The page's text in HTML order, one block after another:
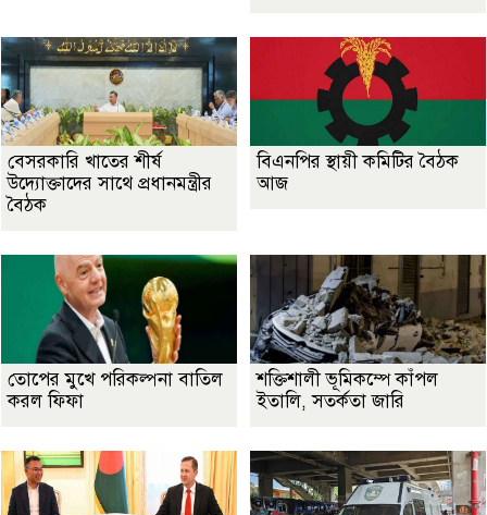
বেসরকারি খাতের শীর্ষ
উদ্যোক্তাদের সাথে প্রধানমন্ত্রীর
বৈঠক
বিএনপির স্থায়ী কমিটির বৈঠক
আজ
তোপের মুখে পরিকল্পনা বাতিল
করল ফিফা
শক্তিশালী ভূমিকম্পে কাঁপল
ইতালি, সতর্কতা জারি